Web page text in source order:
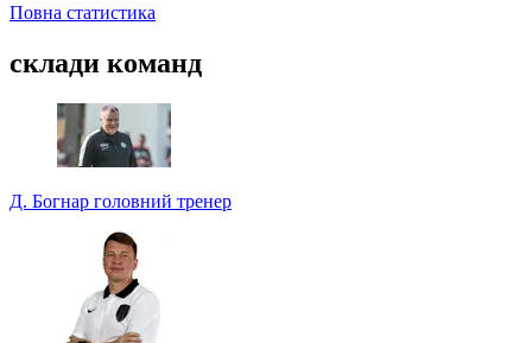
Повна статистика
склади команд
Д. Богнар головний тренер